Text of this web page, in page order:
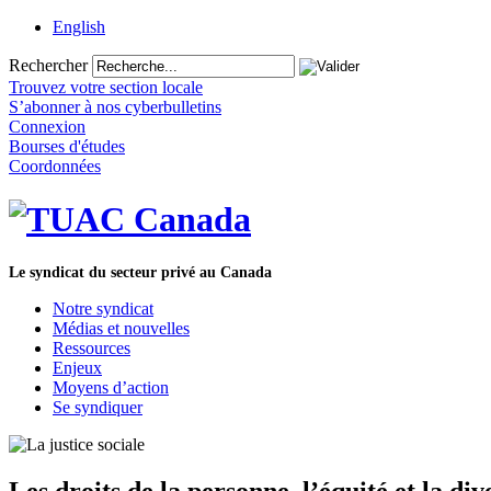
English
Rechercher
Trouvez votre section locale
S’abonner à nos cyberbulletins
Connexion
Bourses d'études
Coordonnées
Le syndicat du secteur privé au Canada
Notre syndicat
Médias et nouvelles
Ressources
Enjeux
Moyens d’action
Se syndiquer